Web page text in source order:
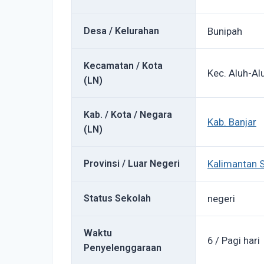
Desa / Kelurahan Bunipah
Kecamatan / Kota
(LN)
Kec. Aluh-
Kab. / Kota / Negara
(LN)
Kab. Banjar
Provinsi / Luar Negeri Kalimantan
Status Sekolah negeri
Waktu
Penyelenggaraan
6 / Pagi hari